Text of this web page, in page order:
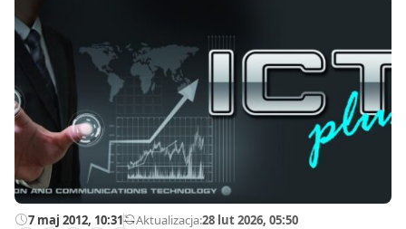
7 maj 2012, 10:31—Aktualizacja:28 lut 2026, 05:50